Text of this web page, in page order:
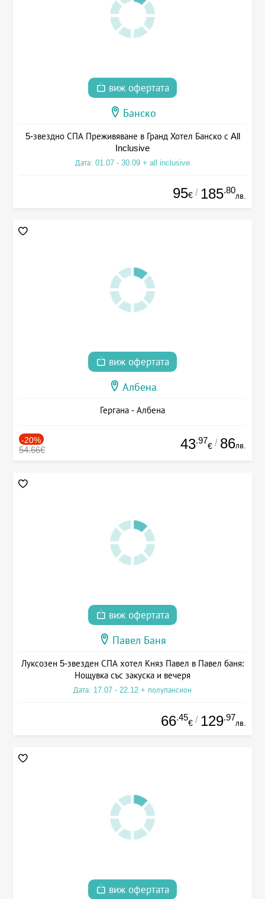
виж офертата
Банско
5-звездно СПА Преживяване в Гранд Хотел Банско с All
Inclusive
Дата: 01.07 - 30.09 + all inclusive
95€ / 185.80
лв.
виж офертата
Албена
Гергана - Албена
-20%
54.66€ 43.97
€ / 86лв.
виж офертата
Павел Баня
Луксозен 5-звезден СПА хотел Княз Павел в Павел баня:
Нощувка със закуска и вечеря
Дата: 17.07 - 22.12 + полупансион
66.45
€ / 129.97
лв.
виж офертата